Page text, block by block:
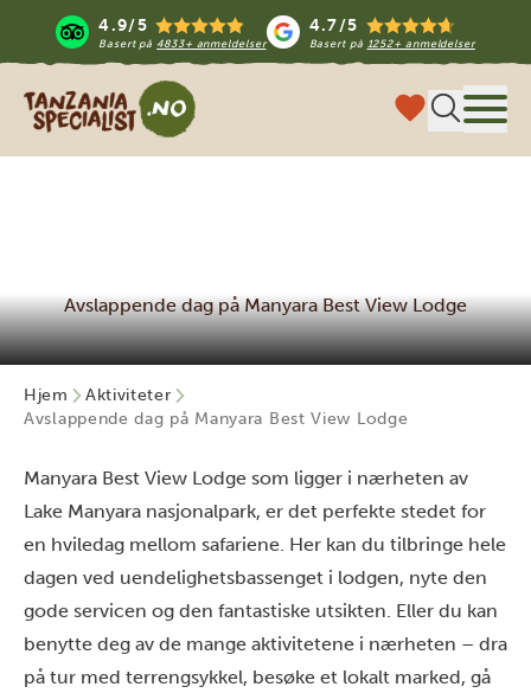
4.9/5
Basert på 4833+ anmeldelser
4.7/5
Basert på 1252+ anmeldelser
Tanzania Specialist
Avslappende dag på Manyara Best View Lodge
Hjem
Aktiviteter
Avslappende dag på Manyara Best View Lodge
Manyara Best View Lodge som ligger i nærheten av
Lake Manyara nasjonalpark, er det perfekte stedet for
en hviledag mellom safariene. Her kan du tilbringe hele
dagen ved uendelighetsbassenget i lodgen, nyte den
gode servicen og den fantastiske utsikten. Eller du kan
benytte deg av de mange aktivitetene i nærheten – dra
på tur med terrengsykkel, besøke et lokalt marked, gå